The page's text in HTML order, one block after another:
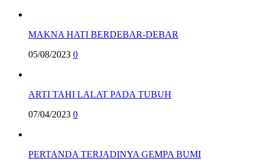
MAKNA HATI BERDEBAR-DEBAR
05/08/2023 0
ARTI TAHI LALAT PADA TUBUH
07/04/2023 0
PERTANDA TERJADINYA GEMPA BUMI